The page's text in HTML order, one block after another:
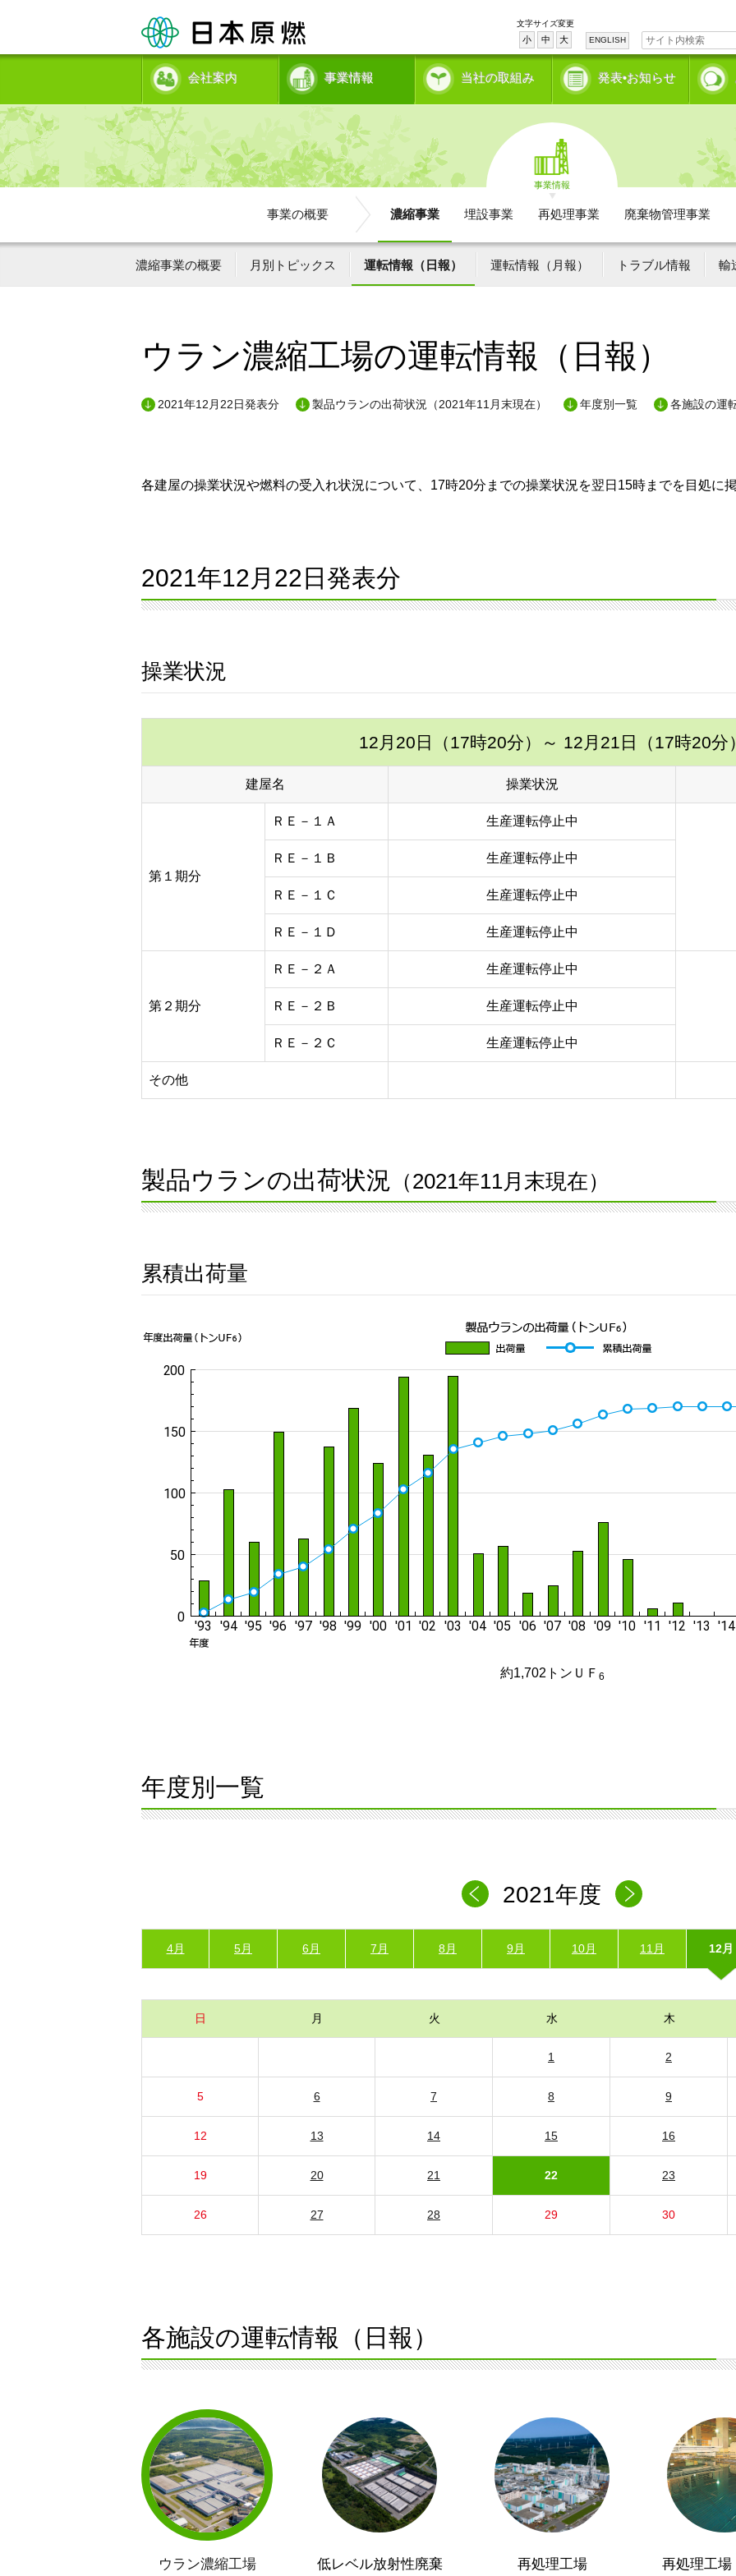
文字サイズ変更
小 中 大 ENGLISH
会社案内 事業情報 当社の取組み 発表•お知らせ
事業情報
事業の概要 濃縮事業 埋設事業 再処理事業 廃棄物管理事業
濃縮事業の概要 月別トピックス 運転情報（日報） 運転情報（月報） トラブル情報 輸
ウラン濃縮工場の運転情報（日報）
2021年12月22日発表分 製品ウランの出荷状況（2021年11月末現在） 年度別一覧 各施設の運
各建屋の操業状況や燃料の受入れ状況について、17時20分までの操業状況を翌日15時までを目処に
2021年12月22日発表分
操業状況
12月20日（17時20分） ～ 12月21日（17時20分
建屋名 操業状況
第１期分
ＲＥ－１Ａ 生産運転停止中
ＲＥ－１Ｂ 生産運転停止中
ＲＥ－１Ｃ 生産運転停止中
ＲＥ－１Ｄ 生産運転停止中
第２期分
ＲＥ－２Ａ 生産運転停止中
ＲＥ－２Ｂ 生産運転停止中
ＲＥ－２Ｃ 生産運転停止中
その他
製品ウランの出荷状況 （2021年11月末現在）
累積出荷量
約1,702トンＵＦ 6
年度別一覧
2021年度
4月 5月 6月 7月 8月 9月 10月 11月 12月
日 月 火 水 木
1 2
5 6 7 8 9
12 13 14 15 16
19 20 21 22 23
26 27 28 29 30
各施設の運転情報（日報）
ウラン濃縮工場 低レベル放射性廃棄 再処理工場 再処理工場